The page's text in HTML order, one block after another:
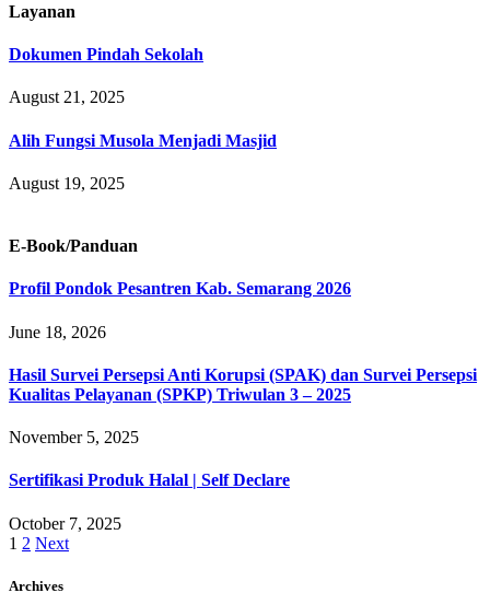
Layanan
Dokumen Pindah Sekolah
August 21, 2025
Alih Fungsi Musola Menjadi Masjid
August 19, 2025
E-Book/Panduan
Profil Pondok Pesantren Kab. Semarang 2026
June 18, 2026
Hasil Survei Persepsi Anti Korupsi (SPAK) dan Survei Persepsi
Kualitas Pelayanan (SPKP) Triwulan 3 – 2025
November 5, 2025
Sertifikasi Produk Halal | Self Declare
October 7, 2025
1 2 Next
Archives